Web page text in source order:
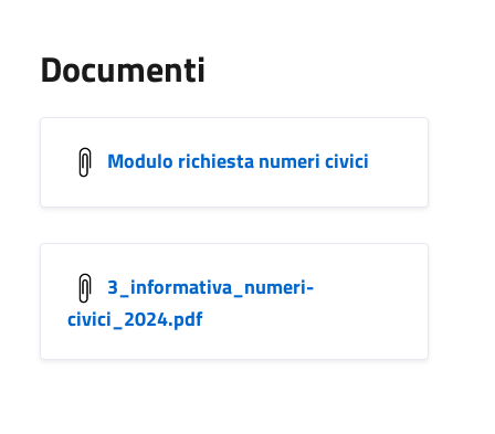
Documenti
Modulo richiesta numeri civici
3_informativa_numeri-
civici_2024.pdf